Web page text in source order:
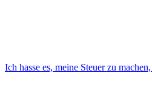
Ich hasse es, meine Steuer zu